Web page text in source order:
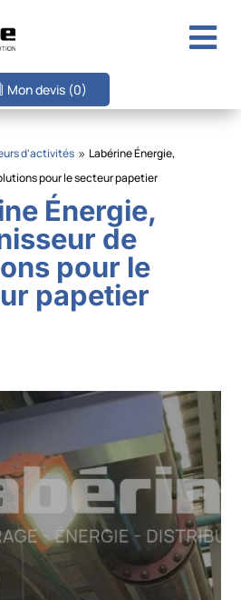

Mon devis (0)
d’activités 9 Labérine Énergie,
pour le secteur papetier
Énergie,
de
pour le
papetier